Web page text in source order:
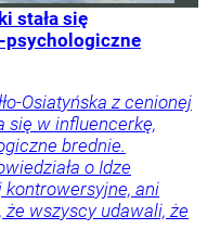
stała się
psychologiczne
Osiatyńska z cenionej
się w influencerkę,
brednie.
o Idze
kontrowersyjne, ani
wszyscy udawali, że